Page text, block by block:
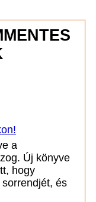
a
Új könyve
hogy
és